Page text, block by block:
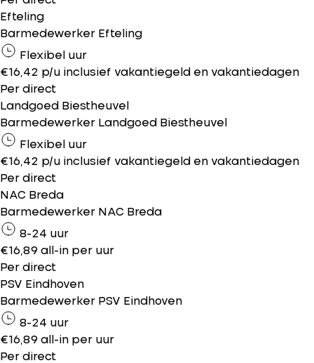
Efteling
Barmedewerker Efteling
Flexibel uur
€16,42 p/u inclusief vakantiegeld en vakantiedagen
Per direct
Landgoed Biestheuvel
Barmedewerker Landgoed Biestheuvel
Flexibel uur
€16,42 p/u inclusief vakantiegeld en vakantiedagen
Per direct
NAC Breda
Barmedewerker NAC Breda
8-24 uur
€16,89 all-in per uur
Per direct
PSV Eindhoven
Barmedewerker PSV Eindhoven
8-24 uur
€16,89 all-in per uur
Per direct